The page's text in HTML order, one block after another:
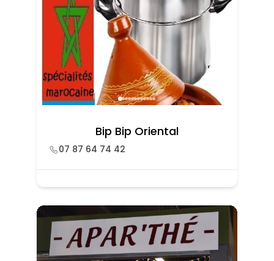
Bip Bip Oriental
07 87 64 74 42